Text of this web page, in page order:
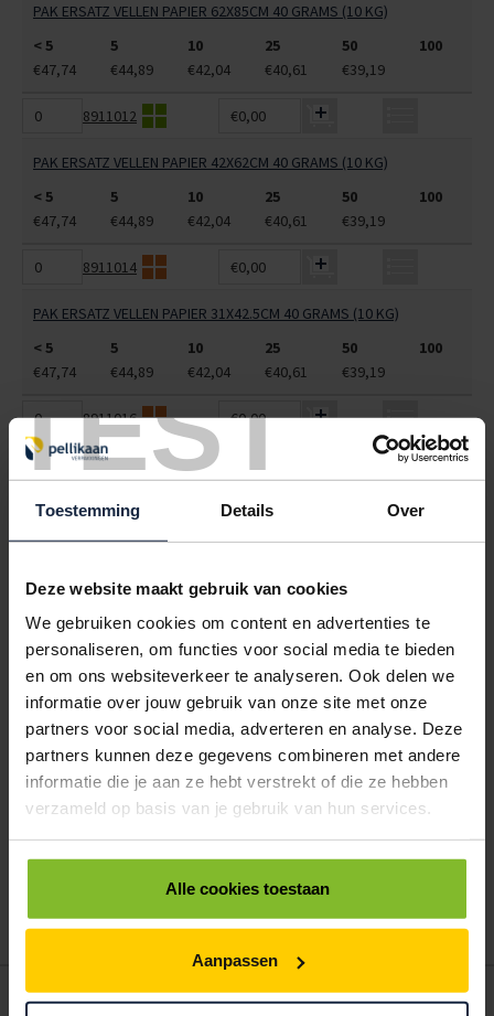
TEST
Toestemming Details Over
Deze website maakt gebruik van cookies
We gebruiken cookies om content en advertenties te
personaliseren, om functies voor social media te bieden
en om ons websiteverkeer te analyseren. Ook delen we
informatie over jouw gebruik van onze site met onze
partners voor social media, adverteren en analyse. Deze
partners kunnen deze gegevens combineren met andere
informatie die je aan ze hebt verstrekt of die ze hebben
verzameld op basis van je gebruik van hun services.
Alle cookies toestaan
Aanpassen
PAK ERSATZ VELLEN PAPIER 62X85CM 40 GRAMS (10 KG)
< 5
5 10 25 50
100
€47,74
€44,89 €42,04 €40,61 €39,19
8911012 €0,00
PAK ERSATZ VELLEN PAPIER 42X62CM 40 GRAMS (10 KG)
< 5
5 10 25 50
100
€47,74
€44,89 €42,04 €40,61 €39,19
8911014 €0,00
PAK ERSATZ VELLEN PAPIER 31X42.5CM 40 GRAMS (10 KG)
< 5
5 10 25 50
100
€47,74
€44,89 €42,04 €40,61 €39,19
8911016 €0,00
PAK ERSATZ VELLEN PAPIER 21.5X31CM 40 GRAMS (10 KG)
€47,74
€44,89 €42,04 €40,61
PAK ERSATZ VELLEN PAPIER 75X100CM 40 GRAMS (10 KG)
< 5
5 10 25 50
100
€47,74
€44,89 €42,04 €40,61 €39,19
ALLES BESTELLEN
Hoe werkt een bestellijst?
Wanneer u bent ingelogd, kunt u een eigen bestellijst maken.
account. Dat pakt altijd goed uit voor uw administratie!
POSTDOOS BEDRUKKEN